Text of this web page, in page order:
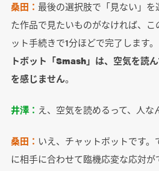
桑田： 最後の選択肢で「見ない」
た作品で見たいものがなければ、
ット手続きで1分ほどで完了します。
トボット「Smash」は、空気を読
を感じません。
井澤： え、空気を読めるって、人な
桑田： いえ、チャットボットです
に相手に合わせて臨機応変な応対